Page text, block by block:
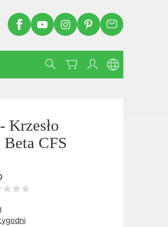
Krzesło
CFS